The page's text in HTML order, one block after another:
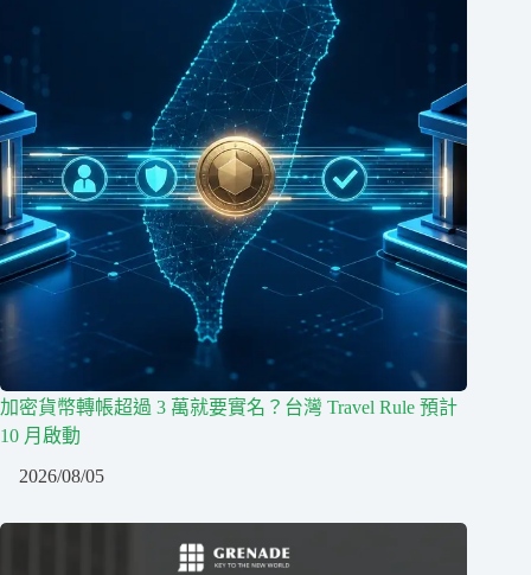
加密貨幣轉帳超過 3 萬就要實名？台灣 Travel Rule 預計
10 月啟動
2026/08/05